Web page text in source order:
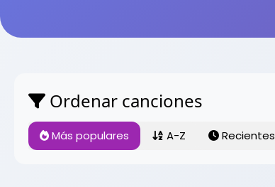
Ordenar canciones
Más populares A-Z Recientes